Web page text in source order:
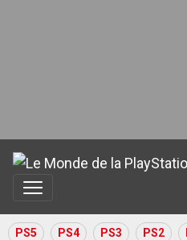
PS5 PS4 PS3 PS2